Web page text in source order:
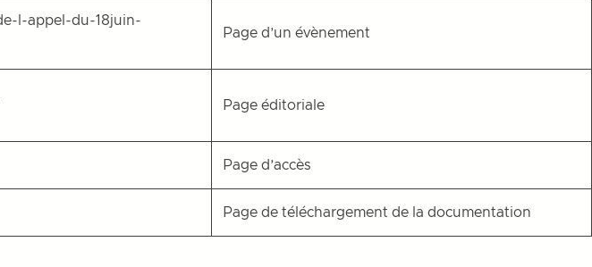
l-appel-du-18juin-
Page d’un évènement
Page éditoriale
Page d’accès
Page de téléchargement de la documentation